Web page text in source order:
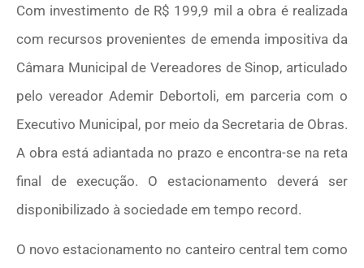
Com investimento de R$ 199,9 mil a obra é realizada
com recursos provenientes de emenda impositiva da
Câmara Municipal de Vereadores de Sinop, articulado
pelo vereador Ademir Debortoli, em parceria com o
Executivo Municipal, por meio da Secretaria de Obras.
A obra está adiantada no prazo e encontra-se na reta
final de execução. O estacionamento deverá ser
disponibilizado à sociedade em tempo record.
O novo estacionamento no canteiro central tem como